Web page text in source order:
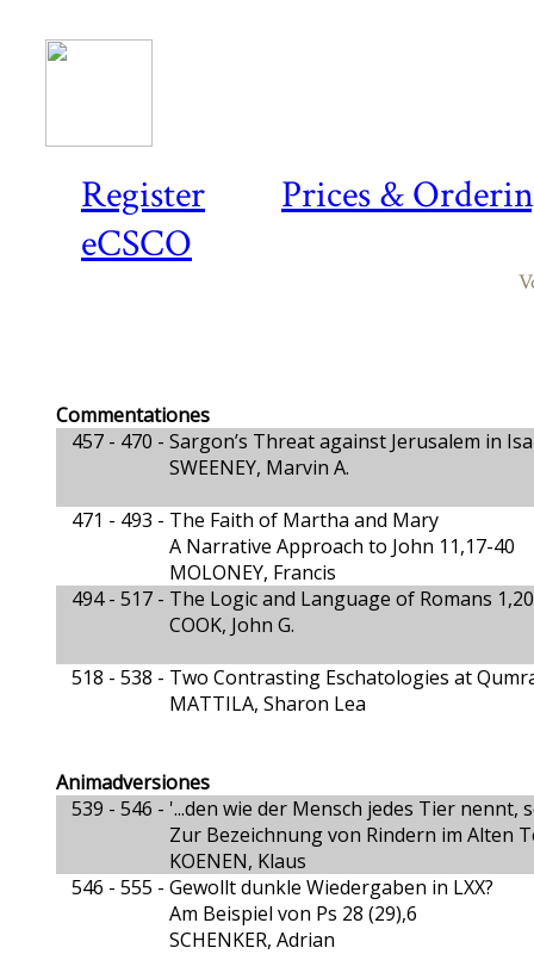
Register
Prices &
eCSCO
Commentationes
457 - 470 - Sargon’s Threat against Jerusalem in
SWEENEY, Marvin A.
471 - 493 - The Faith of Martha and Mary
A Narrative Approach to John 11,17-40
MOLONEY, Francis
494 - 517 - The Logic and Language of Romans 1,20
COOK, John G.
518 - 538 - Two Contrasting Eschatologies at
MATTILA, Sharon Lea
Animadversiones
539 - 546 - '...den wie der Mensch jedes Tier nennt,
Zur Bezeichnung von Rindern im Alten
KOENEN, Klaus
546 - 555 - Gewollt dunkle Wiedergaben in LXX?
Am Beispiel von Ps 28 (29),6
SCHENKER, Adrian